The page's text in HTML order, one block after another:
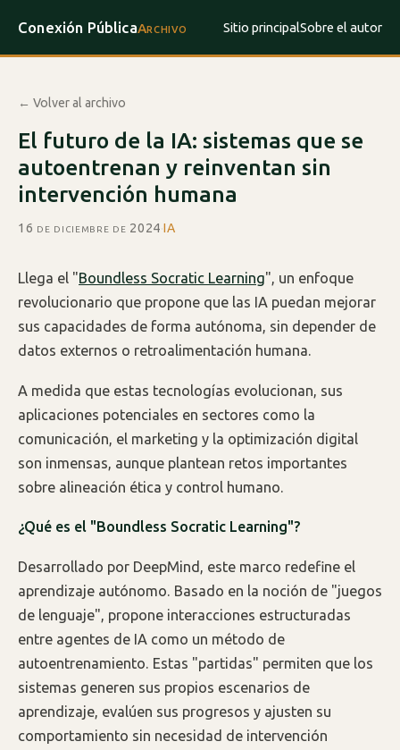
Conexión PúblicaArchivo Sitio principalSobre el autor
← Volver al archivo
El futuro de la IA: sistemas que se
autoentrenan y reinventan sin
intervención humana
16 de diciembre de 2024·IA
Llega el "Boundless Socratic Learning", un enfoque
revolucionario que propone que las IA puedan mejorar
sus capacidades de forma autónoma, sin depender de
datos externos o retroalimentación humana.
A medida que estas tecnologías evolucionan, sus
aplicaciones potenciales en sectores como la
comunicación, el marketing y la optimización digital
son inmensas, aunque plantean retos importantes
sobre alineación ética y control humano.
¿Qué es el "Boundless Socratic Learning"?
Desarrollado por DeepMind, este marco redefine el
aprendizaje autónomo. Basado en la noción de "juegos
de lenguaje", propone interacciones estructuradas
entre agentes de IA como un método de
autoentrenamiento. Estas "partidas" permiten que los
sistemas generen sus propios escenarios de
aprendizaje, evalúen sus progresos y ajusten su
comportamiento sin necesidad de intervención